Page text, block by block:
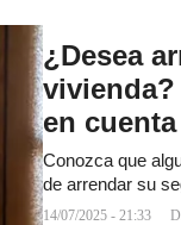
¿Desea
en
Conozca que
de arrendar su
14/07/2025 - 21:33